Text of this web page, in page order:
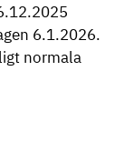
6.1.2026.
normala